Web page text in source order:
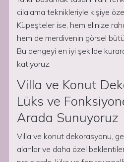
cilalama teknikleriyle kişiye
Küpeşteler ise, hem elinize
hem de merdivenin görsel
Bu dengeyi en iyi şekilde
katıyoruz.
Villa ve Konut
Lüks ve
Arada Sunuyoruz
Villa ve konut dekorasyonu,
alanlar ve daha özel